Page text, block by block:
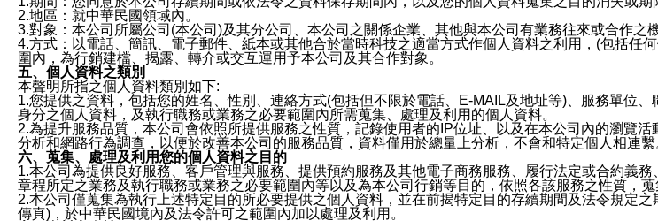
2.地區：就中華民國領域內。
3.對象：本公司所屬公司(本公司)及其分公司、本公司之關係企業、其他與本公司有業務往來或合作之機
4.方式：以電話、簡訊、電子郵件、紙本或其他合於當時科技之適當方式作個人資料之利用，(包括任
圍內，為行銷建檔、揭露、轉介或交互運用予本公司及其合作對象。
五、個人資料之類別
本聲明所指之個人資料類別如下:
1.您提供之資料，包括您的姓名、性別、連絡方式(包括但不限於電話、E-MAIL及地址等)、服務單位
身分之個人資料，及執行職務或業務之必要範圍內所需蒐集、處理及利用的個人資料。
2.為提升服務品質，本公司會依照所提供服務之性質，記錄使用者的IP位址、以及在本公司內的瀏覽
分析和網路行為調查，以便於改善本公司的服務品質，資料僅用於總量上分析，不會和特定個人相連繫
六、蒐集、處理及利用您的個人資料之目的
1.本公司為提供良好服務、客戶管理與服務、提供預約服務及其他電子商務服務、履行法定或合約義
章程所定之業務及執行職務或業務之必要範圍內等以及為本公司行銷等目的，依照各該服務之性質，蒐
2.本公司僅蒐集為執行上述特定目的所必要提供之個人資料，並在前揭特定目的存續期間及法令規定
傳真)，於中華民國境內及法令許可之範圍內加以處理及利用。